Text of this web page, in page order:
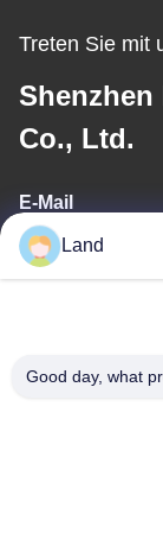
Treten Sie mit
Co., Ltd.
E-Mail
Adresse
Land
Good day, what